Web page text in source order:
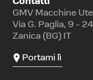
GMV Macchine
Via G. Paglia, 9 -
Zanica (BG) IT
Portami lì